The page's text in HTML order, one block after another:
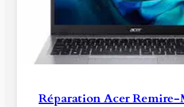
Réparation Acer